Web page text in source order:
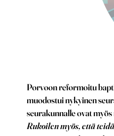
Porvoon reformoitu
muodostui nykyinen
seurakunnalle ovat
Rukoilen myös, että